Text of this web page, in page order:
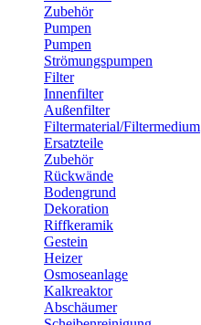
Zubehör
Pumpen
Pumpen
Strömungspumpen
Filter
Innenfilter
Außenfilter
Filtermaterial/Filtermedium
Ersatzteile
Zubehör
Rückwände
Bodengrund
Dekoration
Riffkeramik
Gestein
Heizer
Osmoseanlage
Kalkreaktor
Abschäumer